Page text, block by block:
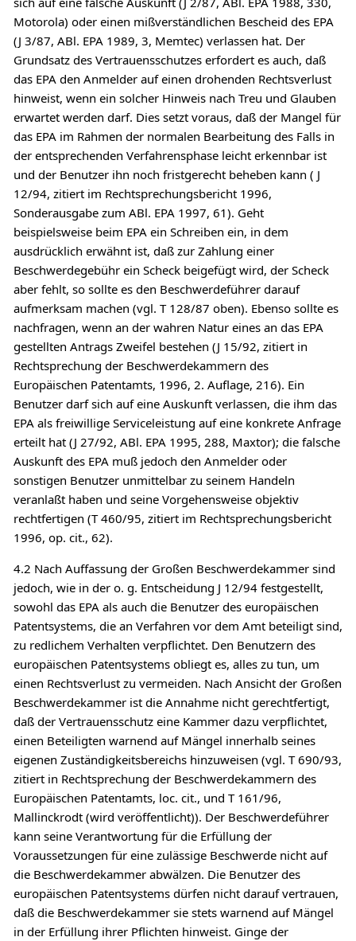
Motorola) oder einen mißverständlichen Bescheid des EPA
(J 3/87, ABl. EPA 1989, 3, Memtec) verlassen hat. Der
Grundsatz des Vertrauensschutzes erfordert es auch, daß
das EPA den Anmelder auf einen drohenden Rechtsverlust
hinweist, wenn ein solcher Hinweis nach Treu und Glauben
erwartet werden darf. Dies setzt voraus, daß der Mangel für
das EPA im Rahmen der normalen Bearbeitung des Falls in
der entsprechenden Verfahrensphase leicht erkennbar ist
und der Benutzer ihn noch fristgerecht beheben kann ( J
12/94, zitiert im Rechtsprechungsbericht 1996,
Sonderausgabe zum ABl. EPA 1997, 61). Geht
beispielsweise beim EPA ein Schreiben ein, in dem
ausdrücklich erwähnt ist, daß zur Zahlung einer
Beschwerdegebühr ein Scheck beigefügt wird, der Scheck
aber fehlt, so sollte es den Beschwerdeführer darauf
aufmerksam machen (vgl. T 128/87 oben). Ebenso sollte es
nachfragen, wenn an der wahren Natur eines an das EPA
gestellten Antrags Zweifel bestehen (J 15/92, zitiert in
Rechtsprechung der Beschwerdekammern des
Europäischen Patentamts, 1996, 2. Auflage, 216). Ein
Benutzer darf sich auf eine Auskunft verlassen, die ihm das
EPA als freiwillige Serviceleistung auf eine konkrete Anfrage
erteilt hat (J 27/92, ABl. EPA 1995, 288, Maxtor); die falsche
Auskunft des EPA muß jedoch den Anmelder oder
sonstigen Benutzer unmittelbar zu seinem Handeln
veranlaßt haben und seine Vorgehensweise objektiv
rechtfertigen (T 460/95, zitiert im Rechtsprechungsbericht
1996, op. cit., 62).
4.2 Nach Auffassung der Großen Beschwerdekammer sind
jedoch, wie in der o. g. Entscheidung J 12/94 festgestellt,
sowohl das EPA als auch die Benutzer des europäischen
Patentsystems, die an Verfahren vor dem Amt beteiligt sind,
zu redlichem Verhalten verpflichtet. Den Benutzern des
europäischen Patentsystems obliegt es, alles zu tun, um
einen Rechtsverlust zu vermeiden. Nach Ansicht der Großen
Beschwerdekammer ist die Annahme nicht gerechtfertigt,
daß der Vertrauensschutz eine Kammer dazu verpflichtet,
einen Beteiligten warnend auf Mängel innerhalb seines
eigenen Zuständigkeitsbereichs hinzuweisen (vgl. T 690/93,
zitiert in Rechtsprechung der Beschwerdekammern des
Europäischen Patentamts, loc. cit., und T 161/96,
Mallinckrodt (wird veröffentlicht)). Der Beschwerdeführer
kann seine Verantwortung für die Erfüllung der
Voraussetzungen für eine zulässige Beschwerde nicht auf
die Beschwerdekammer abwälzen. Die Benutzer des
europäischen Patentsystems dürfen nicht darauf vertrauen,
daß die Beschwerdekammer sie stets warnend auf Mängel
in der Erfüllung ihrer Pflichten hinweist. Ginge der